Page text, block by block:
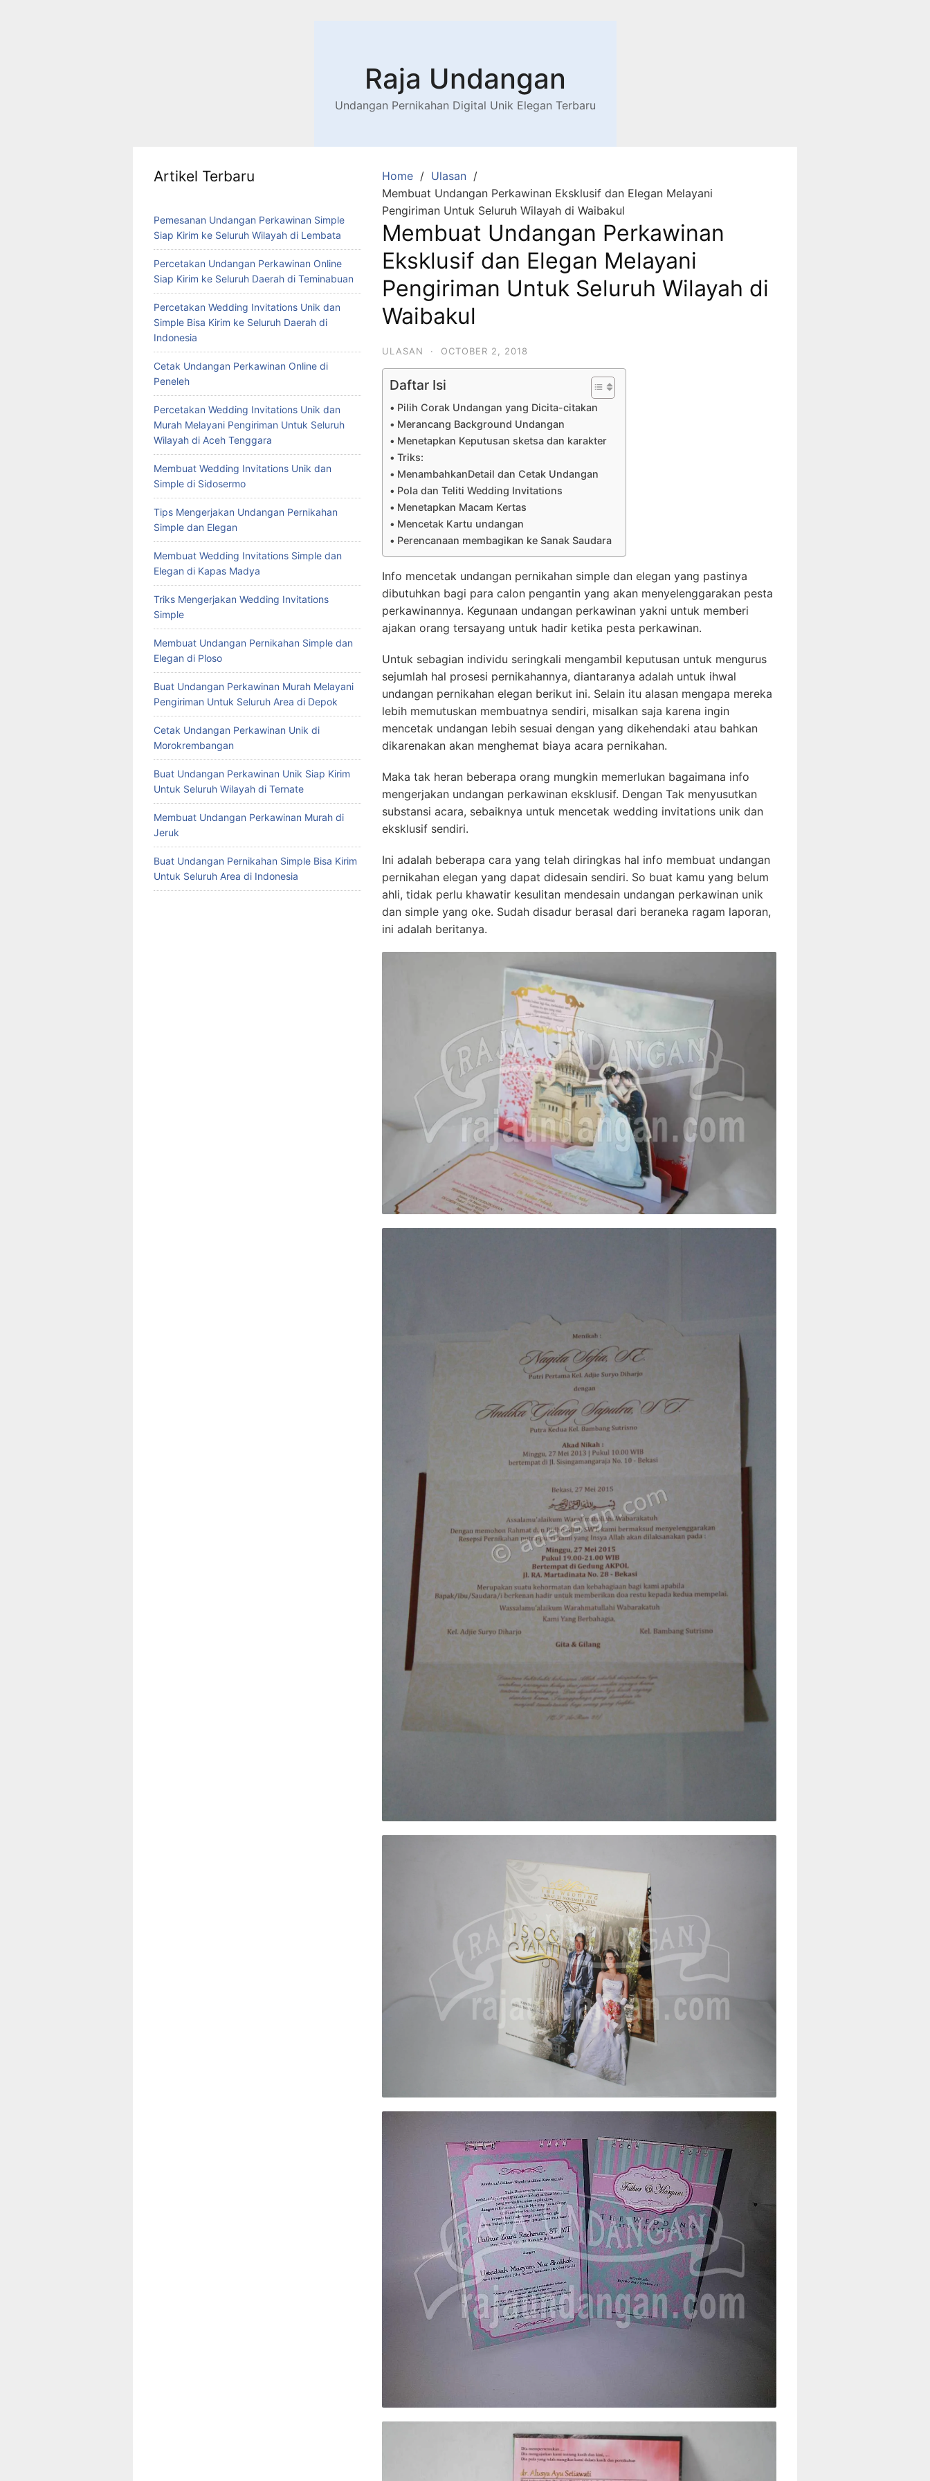
Raja Undangan
Undangan Pernikahan Digital Unik Elegan Terbaru
Home
Ulasan
Membuat Undangan Perkawinan Eksklusif dan Elegan Melayani
Pengiriman Untuk Seluruh Wilayah di Waibakul
Membuat Undangan Perkawinan
Eksklusif dan Elegan Melayani
Pengiriman Untuk Seluruh Wilayah di
Waibakul
ULASAN · OCTOBER 2, 2018
Daftar Isi
Pilih Corak Undangan yang Dicita-citakan
Merancang Background Undangan
Menetapkan Keputusan sketsa dan karakter
Triks:
MenambahkanDetail dan Cetak Undangan
Pola dan Teliti Wedding Invitations
Menetapkan Macam Kertas
Mencetak Kartu undangan
Perencanaan membagikan ke Sanak Saudara
Info mencetak undangan pernikahan simple dan elegan yang pastinya
dibutuhkan bagi para calon pengantin yang akan menyelenggarakan pesta
perkawinannya. Kegunaan undangan perkawinan yakni untuk memberi
ajakan orang tersayang untuk hadir ketika pesta perkawinan.
Untuk sebagian individu seringkali mengambil keputusan untuk mengurus
sejumlah hal prosesi pernikahannya, diantaranya adalah untuk ihwal
undangan pernikahan elegan berikut ini. Selain itu alasan mengapa mereka
lebih memutuskan membuatnya sendiri, misalkan saja karena ingin
mencetak undangan lebih sesuai dengan yang dikehendaki atau bahkan
dikarenakan akan menghemat biaya acara pernikahan.
Maka tak heran beberapa orang mungkin memerlukan bagaimana info
mengerjakan undangan perkawinan eksklusif. Dengan Tak menyusutkan
substansi acara, sebaiknya untuk mencetak wedding invitations unik dan
eksklusif sendiri.
Ini adalah beberapa cara yang telah diringkas hal info membuat undangan
pernikahan elegan yang dapat didesain sendiri. So buat kamu yang belum
ahli, tidak perlu khawatir kesulitan mendesain undangan perkawinan unik
dan simple yang oke. Sudah disadur berasal dari beraneka ragam laporan,
ini adalah beritanya.
Artikel Terbaru
Pemesanan Undangan Perkawinan Simple
Siap Kirim ke Seluruh Wilayah di Lembata
Percetakan Undangan Perkawinan Online
Siap Kirim ke Seluruh Daerah di Teminabuan
Percetakan Wedding Invitations Unik dan
Simple Bisa Kirim ke Seluruh Daerah di
Indonesia
Cetak Undangan Perkawinan Online di
Peneleh
Percetakan Wedding Invitations Unik dan
Murah Melayani Pengiriman Untuk Seluruh
Wilayah di Aceh Tenggara
Membuat Wedding Invitations Unik dan
Simple di Sidosermo
Tips Mengerjakan Undangan Pernikahan
Simple dan Elegan
Membuat Wedding Invitations Simple dan
Elegan di Kapas Madya
Triks Mengerjakan Wedding Invitations
Simple
Membuat Undangan Pernikahan Simple dan
Elegan di Ploso
Buat Undangan Perkawinan Murah Melayani
Pengiriman Untuk Seluruh Area di Depok
Cetak Undangan Perkawinan Unik di
Morokrembangan
Buat Undangan Perkawinan Unik Siap Kirim
Untuk Seluruh Wilayah di Ternate
Membuat Undangan Perkawinan Murah di
Jeruk
Buat Undangan Pernikahan Simple Bisa Kirim
Untuk Seluruh Area di Indonesia